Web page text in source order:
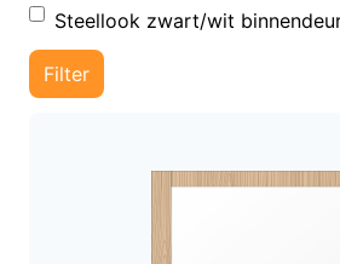
Steellook zwart/wit
Filter